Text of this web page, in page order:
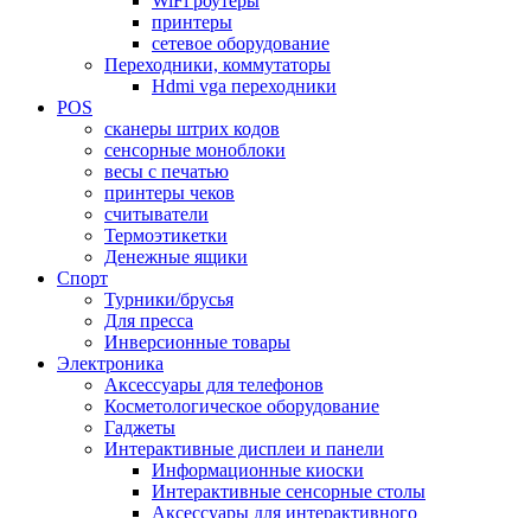
принтеры
сетевое оборудование
Переходники, коммутаторы
Hdmi vga переходники
POS
сканеры штрих кодов
сенсорные моноблоки
весы с печатью
принтеры чеков
считыватели
Термоэтикетки
Денежные ящики
Спорт
Турники/брусья
Для пресса
Инверсионные товары
Электроника
Аксессуары для телефонов
Косметологическое оборудование
Гаджеты
Интерактивные дисплеи и панели
Информационные киоски
Интерактивные сенсорные столы
Аксессуары для интерактивного